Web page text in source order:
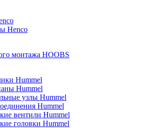
Henco
монтажа HOOBS
Hummel
Hummel
узлы Hummel
Hummel
вентили Hummel
головки Hummel